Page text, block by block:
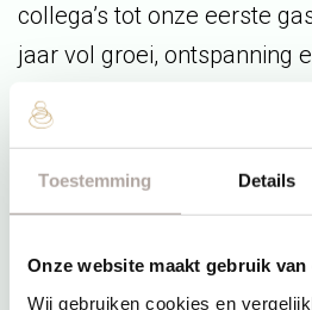
Toestemming Details
Onze website maakt gebruik van
Wij gebruiken cookies en
collega’s tot onze eerste
jaar vol groei, ontspanning
herinneringen!
Met warme groet,
Het team van Wellness